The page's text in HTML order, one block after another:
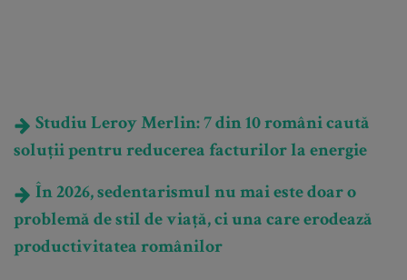
Studiu Leroy Merlin: 7 din 10 români caută
soluții pentru reducerea facturilor la energie
În 2026, sedentarismul nu mai este doar o
problemă de stil de viață, ci una care erodează
productivitatea românilor